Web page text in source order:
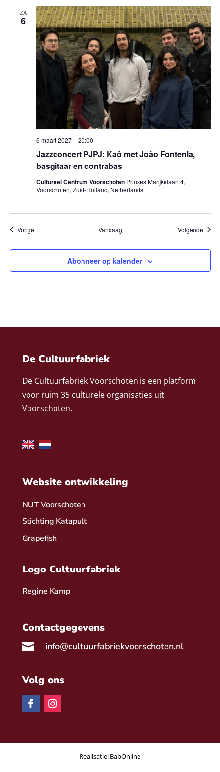
ZA
6
Jazzconcert PJPJ: Kaô met João Fontenla,
basgitaar en contrabas
6 maart 2027 – 20:00
Cultureel Centrum Voorschoten Prinses Marijkelaan 4,
Voorschoten, Zuid-Holland, Netherlands
VorigeEvenementen Vandaag Volgende
Abonneer op kalender
De Cultuurfabriek
De Cultuurfabriek Voorschoten is een platform
voor ruim 35 culturele organisaties uit
Voorschoten.
Website ontwikkeling
NUT Voorschoten
Stichting Katapult
Grapefish
Logo Cultuurfabriek
Regine Kamp
Contactgegevens
 info@cultuurfabriekvoorschoten.nl
Volg ons
Realisatie: BabOnline